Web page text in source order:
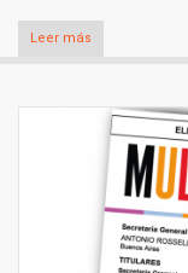
Leer más